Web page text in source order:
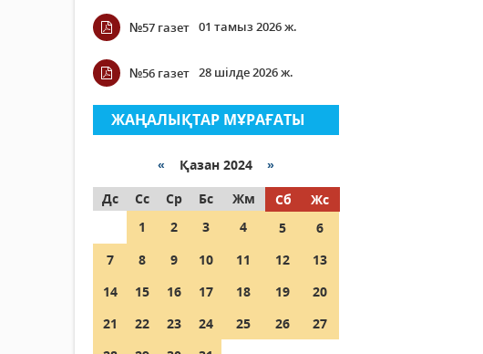
№57 газет 01 тамыз 2026 ж.
№56 газет 28 шілде 2026 ж.
ЖАҢАЛЫҚТАР МҰРАҒАТЫ
« Қазан 2024 »
Дс
Сс Ср Бс Жм Сб
Жс
1
2 3 4 5
6
7
8 9 10 11 12
13
14
15 16 17 18 19
20
21
22 23 24 25 26
27